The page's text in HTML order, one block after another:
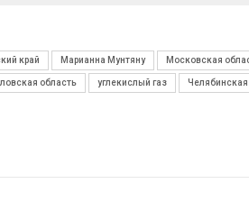
край Марианна Мунтяну Московская
область углекислый газ Челябинская